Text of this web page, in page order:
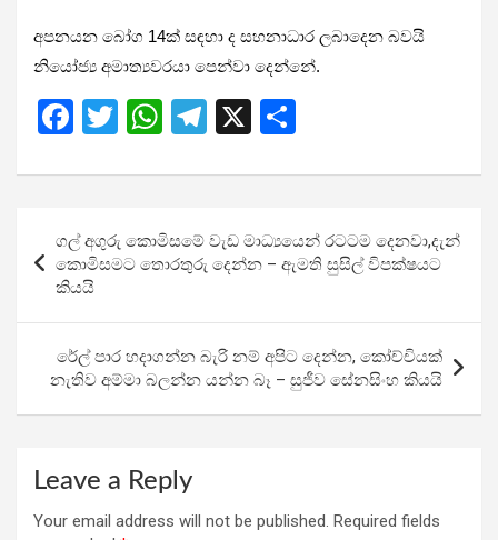
අපනයන බෝග 14ක් සඳහා ද සහනාධාර ලබාදෙන බවයි
නියෝජ්‍ය අමාත්‍යවරයා පෙන්වා දෙන්නේ.
F
ce
b
o
o
k
T
tt
W
at
s
A
p
T
e
gr
a
X
ar
navigation
ගල් අගුරු කොමිසමේ වැඩ මාධ්‍යයෙන් රටටම දෙනවා,දැන්
කොමිසමට තොරතුරු දෙන්න – ඇමති සුසිල් විපක්ෂයට
කියයි
රේල් පාර හදාගන්න බැරි නම් අපිට දෙන්න, කෝච්චියක්
නැතිව අම්මා බලන්න යන්න බෑ – සුජීව සේනසිංහ කියයි
Leave a Reply
Your email address will not be published. Required fields